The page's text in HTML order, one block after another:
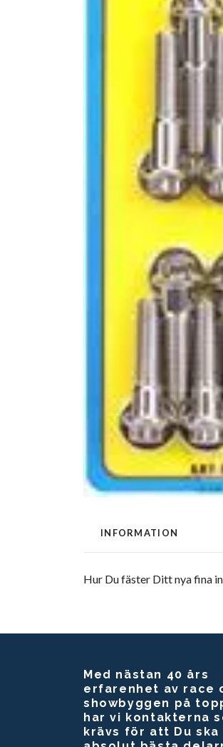
INFORMATION
Hur Du fäster Ditt nya fina
Med nästan 40 års
erfarenhet av race
showbyggen på
har vi kontakterna
krävs för att Du ska